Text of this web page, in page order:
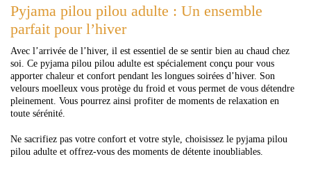
Pyjama pilou pilou adulte : Un ensemble
parfait pour l’hiver
Avec l’arrivée de l’hiver, il est essentiel de se sentir bien au chaud chez
soi. Ce pyjama pilou pilou adulte est spécialement conçu pour vous
apporter chaleur et confort pendant les longues soirées d’hiver. Son
velours moelleux vous protège du froid et vous permet de vous détendre
pleinement. Vous pourrez ainsi profiter de moments de relaxation en
toute sérénité.
Ne sacrifiez pas votre confort et votre style, choisissez le pyjama pilou
pilou adulte et offrez-vous des moments de détente inoubliables.